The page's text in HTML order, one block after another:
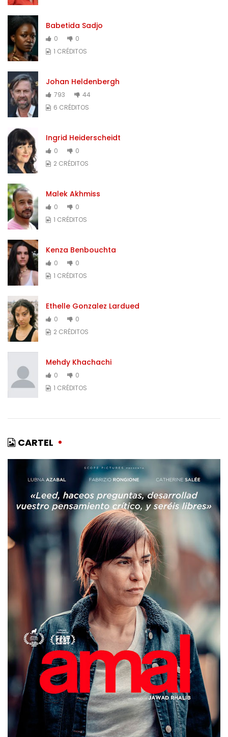
Babetida Sadjo
0
0
1 CRÉDITOS
Johan Heldenbergh
793
44
6 CRÉDITOS
Ingrid Heiderscheidt
0
0
2 CRÉDITOS
Malek Akhmiss
0
0
1 CRÉDITOS
Kenza Benbouchta
0
0
1 CRÉDITOS
Ethelle Gonzalez Lardued
0
0
2 CRÉDITOS
Mehdy Khachachi
0
0
1 CRÉDITOS
CARTEL